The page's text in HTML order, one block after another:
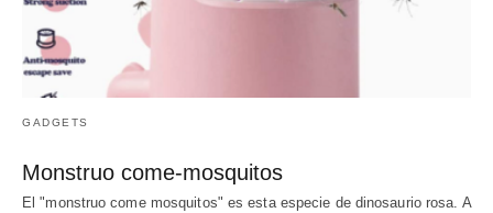
GADGETS
Monstruo come-mosquitos
El "monstruo come mosquitos" es esta especie de dinosaurio rosa. A